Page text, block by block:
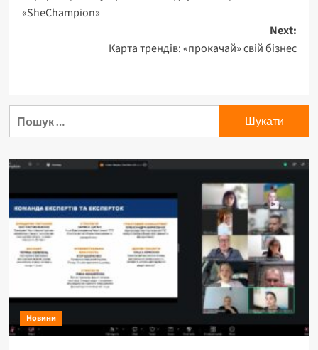
«SheChampion»
Next:
Карта трендів: «прокачай» свій бізнес
Новини